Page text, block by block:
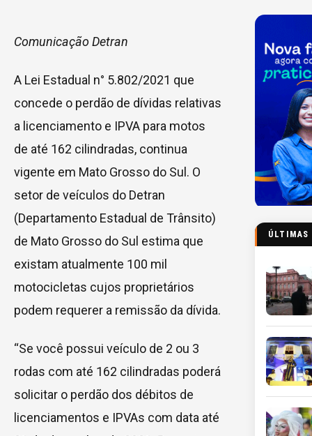
Comunicação Detran
A Lei Estadual n° 5.802/2021 que
concede o perdão de dívidas relativas
a licenciamento e IPVA para motos
de até 162 cilindradas, continua
vigente em Mato Grosso do Sul. O
setor de veículos do Detran
(Departamento Estadual de Trânsito)
de Mato Grosso do Sul estima que
existam atualmente 100 mil
motocicletas cujos proprietários
podem requerer a remissão da dívida.
“Se você possui veículo de 2 ou 3
rodas com até 162 cilindradas poderá
solicitar o perdão dos débitos de
licenciamentos e IPVAs com data até